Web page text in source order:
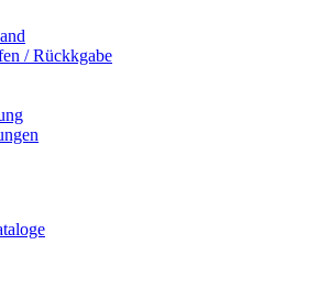
/ Rückkgabe